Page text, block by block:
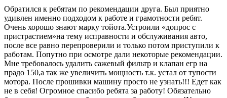
Обратился к ребятам по рекомендации друга. Был приятно
удивлен именно подходом к работе и грамотности ребят.
Очень хорошо знают марку тойота.Устроили «допрос с
пристрастием»на тему исправности и обслуживания авто,
после все равно перепроверили и только потом приступили к
работам. Попутно при осмотре дали некоторые рекомендации.
Мне требовалось удалить сажевый фильтр и клапан егр на
прадо 150,а так же увеличить мощность т.к. устал от тупости
мотора. После прошивки машину просто не узнать!!! Едет как
не в себя! Огромное спасибо ребята за работу! Обязательно